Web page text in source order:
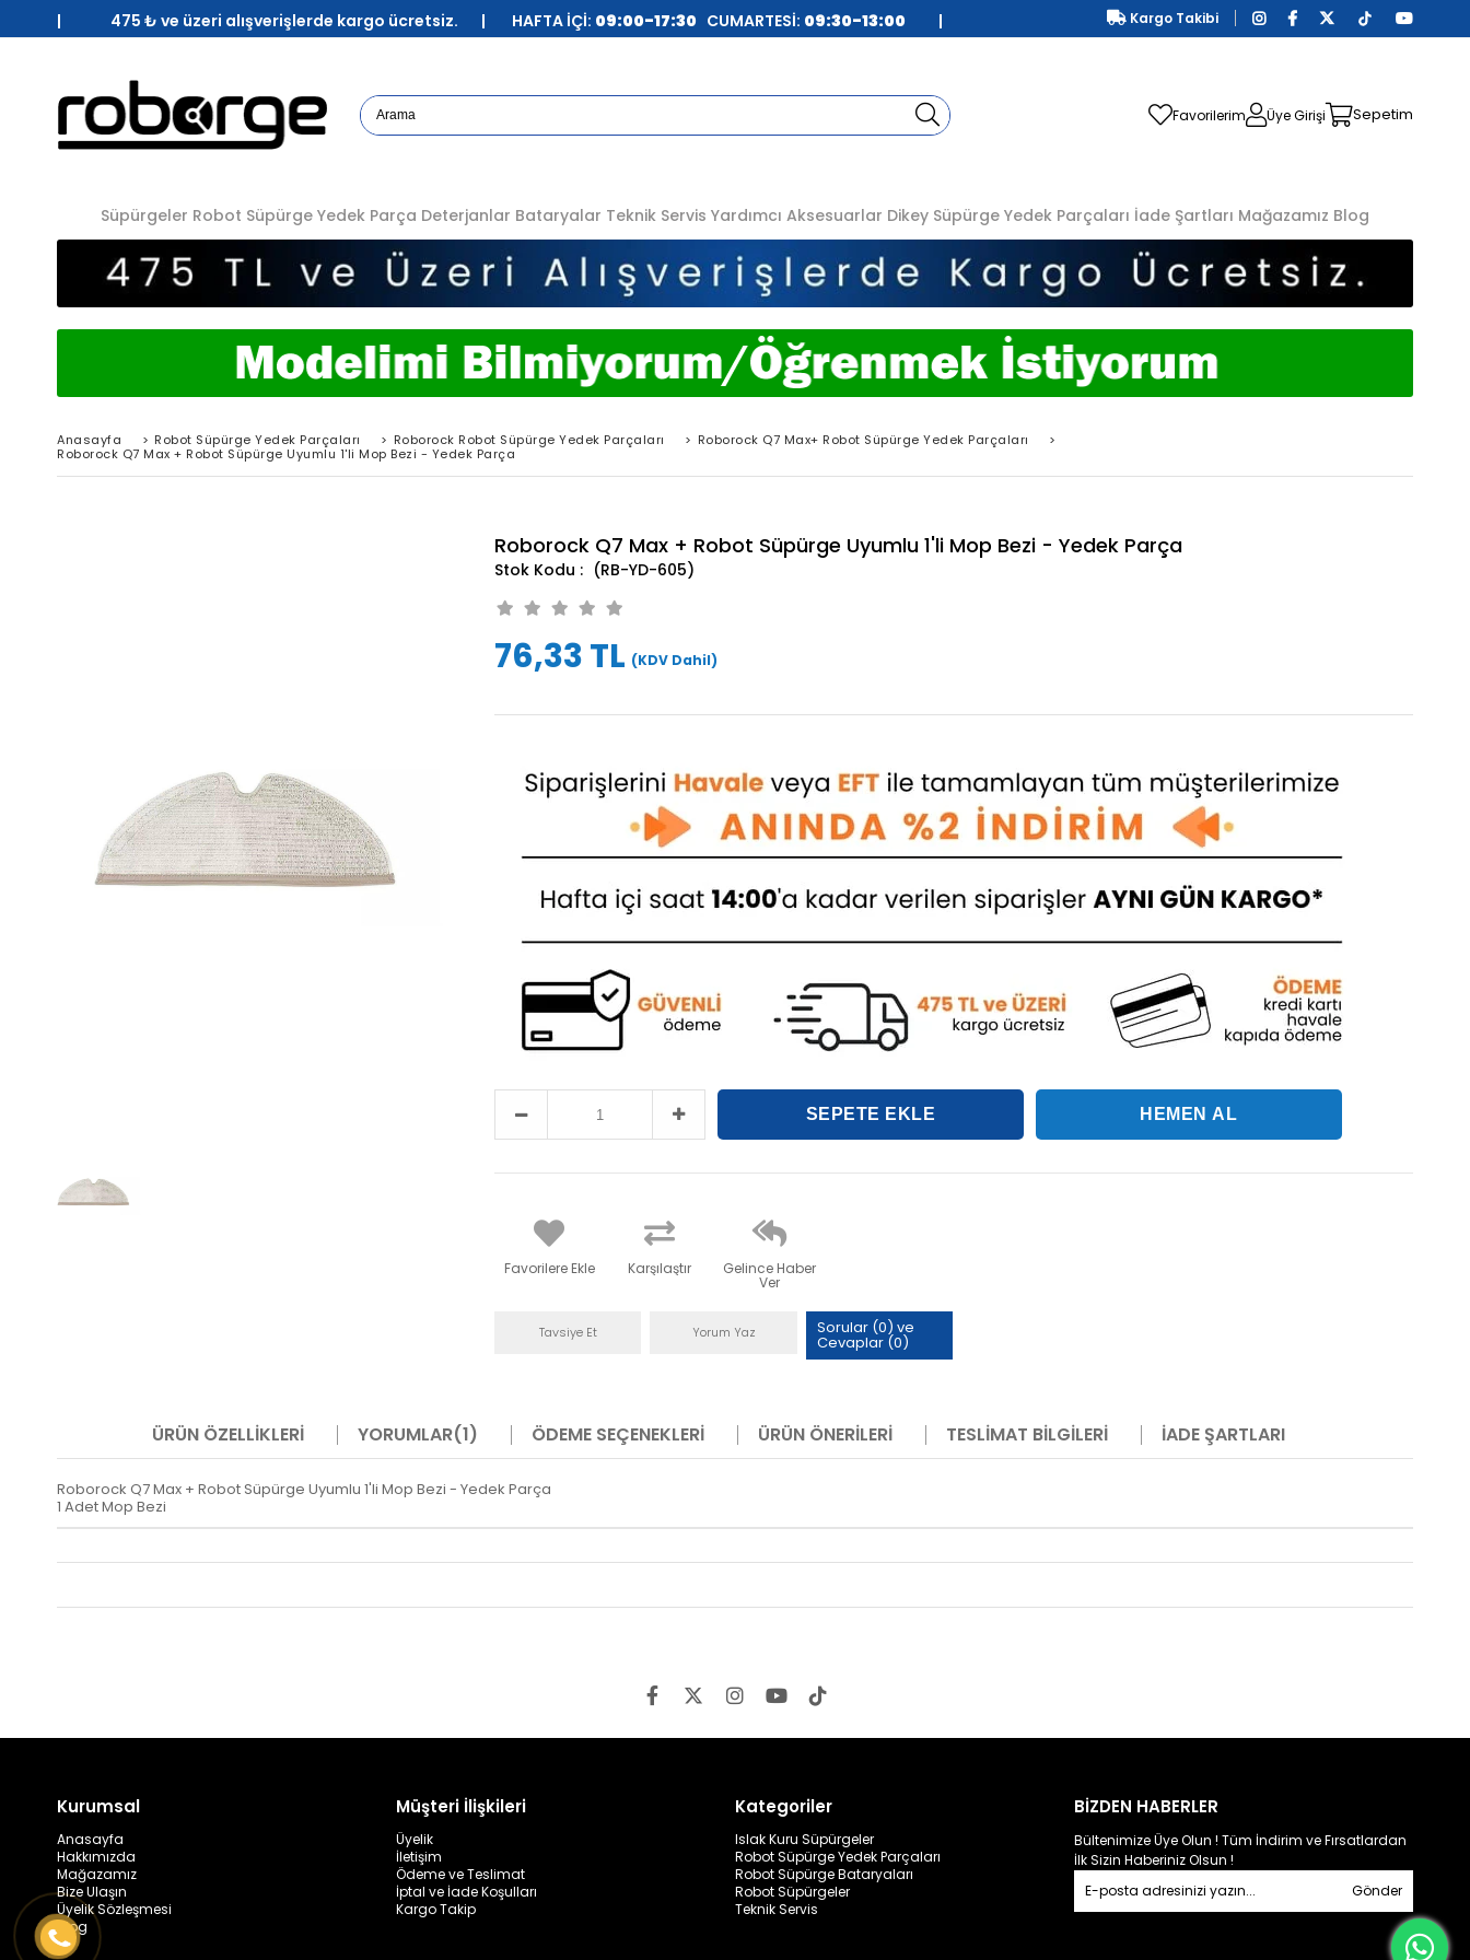
| 475 ₺ ve üzeri alışverişlerde kargo ücretsiz. | HAFTA İÇİ: 09:00-17:30 CUMARTESİ: 09:30-13:00 | Kargo Takibi
Favorilerim Üye Girişi Sepetim
Süpürgeler Robot Süpürge Yedek Parça Deterjanlar Bataryalar Teknik Servis Yardımcı Aksesuarlar Dikey Süpürge Yedek Parçaları İade Şartları Mağazamız Blog
Anasayfa > Robot Süpürge Yedek Parçaları > Roborock Robot Süpürge Yedek Parçaları > Roborock Q7 Max+ Robot Süpürge Yedek Parçaları
>
Roborock Q7 Max + Robot Süpürge Uyumlu 1'li Mop Bezi - Yedek Parça
Roborock Q7 Max + Robot Süpürge Uyumlu 1'li Mop Bezi - Yedek Parça
(RB-YD-605)
76,33 TL (KDV Dahil)
Favorilere Ekle Karşılaştır Gelince Haber
Ver
Tavsiye Et Yorum Yaz Sorular (0) ve
Cevaplar (0)
ÜRÜN ÖZELLIKLERI YORUMLAR(1) ÖDEME SEÇENEKLERI ÜRÜN ÖNERILERI TESLIMAT BILGILERI İADE ŞARTLARI
Roborock Q7 Max + Robot Süpürge Uyumlu 1'li Mop Bezi - Yedek Parça
1 Adet Mop Bezi
Kurumsal
Anasayfa
Hakkımızda
Mağazamız
Bize Ulaşın
Üyelik Sözleşmesi
Blog
Müşteri İlişkileri
Üyelik
İletişim
Ödeme ve Teslimat
İptal ve İade Koşulları
Kargo Takip
Kategoriler
Islak Kuru Süpürgeler
Robot Süpürge Yedek Parçaları
Robot Süpürge Bataryaları
Robot Süpürgeler
Teknik Servis
BİZDEN HABERLER
Bültenimize Üye Olun ! Tüm İndirim ve Fırsatlardan
İlk Sizin Haberiniz Olsun !
Gönder